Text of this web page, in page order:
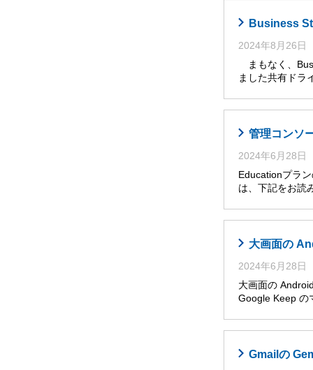
Business
2024年8月26日
まもなく、
ました共有ドラ
管理コンソ
2024年6月28日
Educationプラ
は、下記をお
大画面の
2024年6月28日
大画面の
Google Keep の
Gmailの